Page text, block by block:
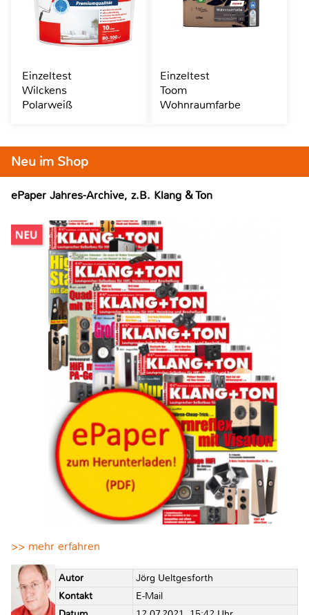
Neu im Shop
ePaper Jahres-Archive, z.B. Klang & Ton
>> mehr erfahren
Autor
Jörg Ueltgesforth
Kontakt
E-Mail
Einzeltest
Wilckens
Polarweiß
Einzeltest
Toom
Wohnraumfarbe